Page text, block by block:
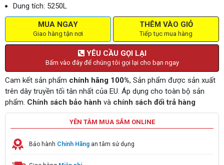
Dung tích: 5250L
MUA NGAY
Giao hàng tận nơi
THÊM VÀO GIỎ
Tiếp tục mua hàng
YÊU CẦU GỌI LẠI
Bấm vào đây để chúng tôi gọi lại cho bạn ngay
Cam kết sản phẩm chính hãng 100%, Sản phẩm được sản xuất
trên dây truyền tối tân nhất của EU. Áp dụng cho toàn bộ sản
phẩm. Chính sách bảo hành và chính sách đổi trả hàng
YÊN TÂM MUA SẮM ONLINE
Bảo hành Chính Hãng an tâm sử dụng